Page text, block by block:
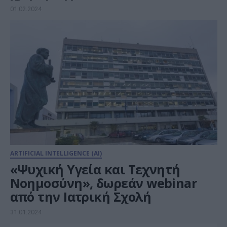
01.02.2024
ARTIFICIAL INTELLIGENCE (AI)
«Ψυχική Υγεία και Τεχνητή
Νοημοσύνη», δωρεάν webinar
από την Ιατρική Σχολή
31.01.2024